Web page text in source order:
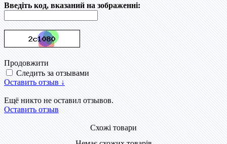
Введіть код, вказаний на зображенні:
Продовжити
Следить за отзывами
Оставить отзыв ↓
Ещё никто не оставил отзывов.
Оставить отзыв
Схожі товари